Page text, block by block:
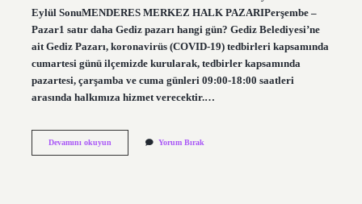
Eylül SonuMENDERES MERKEZ HALK PAZARIPerşembe –
Pazar1 satır daha Gediz pazarı hangi gün? Gediz Belediyesi’ne
ait Gediz Pazarı, koronavirüs (COVID-19) tedbirleri kapsamında
cumartesi günü ilçemizde kurularak, tedbirler kapsamında
pazartesi, çarşamba ve cuma günleri 09:00-18:00 saatleri
arasında halkımıza hizmet verecektir.…
Devamını okuyunİZmir
Yorum Bırak